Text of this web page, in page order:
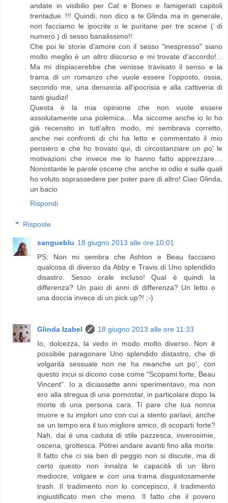
andate in visibilio per Cat e Bones e famigerati capitoli
trentadue..!!! Quindi, non dico a te Glinda ma in generale,
non facciamo le ipocrite o le puritane per tre scene ( di
numero ) di sesso banalissimo!!
Che poi le storie d'amore con il sesso "inespresso" siano
molto meglio è un altro discorso e mi trovate d'accordo!...
Ma mi dispiacerebbe che venisse travisato il senso e la
trama di un romanzo che vuole essere l'opposto, ossia,
secondo me, una denuncia all'ipocrisia e alla cattiveria di
tanti giudizi!
Questa è la mia opinione che non vuole essere
assolutamente una polemica... Ma siccome anche io lo ho
già recensito in tutt'altro modo, mi sembrava corretto,
anche nei confronti di chi ha letto e commentato il mio
pensiero e che ho trovato qui, di circostanziare un po' le
motivazioni che invece me lo hanno fatto apprezzare....
Nonostante le parole oscene che anche io odio e sulle quali
ho voluto soprassedere per poter pare di altro! Ciao Glinda,
un bacio
Rispondi
Risposte
sangueblu 18 giugno 2013 alle ore 10:01
PS: Non mi sembra che Ashton e Beau facciano
qualcosa di diverso da Abby e Travis di Uno splendido
disastro. Sesso orale incluso! Qual è quindi la
differenza? Un paio di anni di differenza? Un letto o
una doccia invece di un pick up?! ;-)
Glinda Izabel
18 giugno 2013 alle ore 11:33
Io, dolcezza, la vedo in modo molto diverso. Non è
possibile paragonare Uno splendido distastro, che di
volgarità sessuale non ne ha neanche un po', con
questo incui si dicono cose come "Scopami forte, Beau
Vincent". Io a diciassette anni sperimentavo, ma non
ero alla stregua di una pornostar, in particolare dopo la
morte di una persona cara. Ti pare che tua nonna
muore e tu implori uno con cui a stento parlavi, anche
se un tempo era il tuo migliore amico, di scoparti forte?
Nah, dai è una caduta di stile pazzesca, inverosimie,
oscena, grottesca. Potrei andare avanti fino alla morte.
Il fatto che ci sia ben di peggio non si discute, ma di
certo questo non innalza le capacità di un libro
mediocre, volgare e con una trama disgustosamente
trash. Il tradimento non lo concepisco, il tradimento
ingiustificato men che meno. Il fatto che il povero